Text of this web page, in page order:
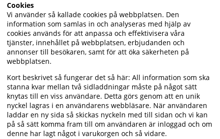
Cookies
Vi använder så kallade cookies på webbplatsen. Den
information som samlas in och analyseras med hjälp av
cookies används för att anpassa och effektivisera våra
tjänster, innehållet på webbplatsen, erbjudanden och
annonser till besökaren, samt för att öka säkerheten på
webbplatsen.
Kort beskrivet så fungerar det så här: All information som ska
stanna kvar mellan två sidladdningar måste på något sätt
knytas till en viss användare. Detta görs genom att en unik
nyckel lagras i en användarens webbläsare. När användaren
laddar en ny sida så skickas nyckeln med till sidan och vi kan
på så sätt komma fram till om användaren är inloggad och om
denne har lagt något i varukorgen och så vidare.